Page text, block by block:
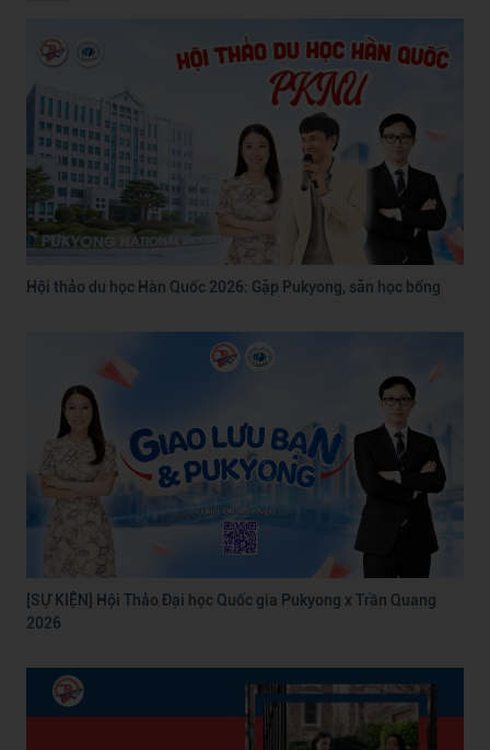
Hội thảo du học Hàn Quốc 2026: Gặp Pukyong, săn học bổng
[SỰ KIỆN] Hội Thảo Đại học Quốc gia Pukyong x Trần Quang
2026